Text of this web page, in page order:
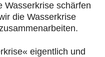
Wasserkrise schärfen
die Wasserkrise
eigentlich und